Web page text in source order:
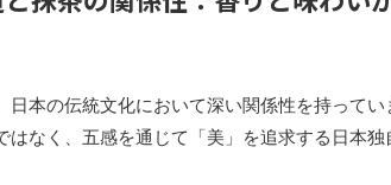
日本の伝統文化において深い関係性を持って
はなく、五感を通じて「美」を追求する日本独